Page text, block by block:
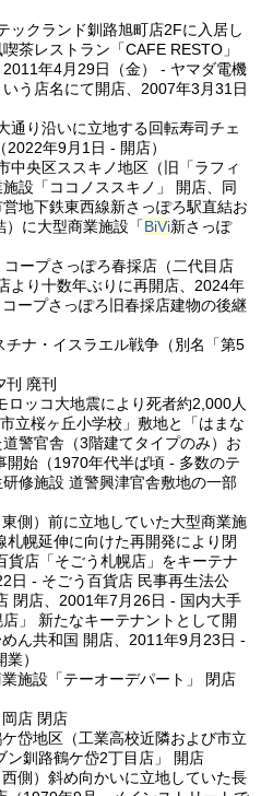
ックランド釧路旭町店2Fに入居し
茶レストラン「CAFE RESTO」
年4月29日（金） - ヤマダ電機
いう店名にて開店、2007年3月31日
通り沿いに立地する回転寿司チェ
年9月1日 - 開店）
中央区ススキノ地区（旧「ラフィ
設「ココノススキノ」 開店、同
地下鉄東西線新さっぽろ駅直結お
）に大型商業施設「BiVi新さっぽ
ープさっぽろ春採店（二代目店
より十数年ぶりに再開店、2024年
ープさっぽろ旧春採店建物の後継
ナ・イスラエル戦争（別名「第5
廃刊
ッコ大地震により死者約2,000人
立桜ヶ丘小学校」敷地と「はまな
警官舎（3階建てタイプのみ）お
開始（1970年代半ば頃 - 多数のテ
修施設 道警興津官舎敷地の一部
側）前に立地していた大型商業施
幌延伸に向けた再開発により閉
貨店「そごう札幌店」をキーテナ
日 - そごう百貨店 民事再生法公
閉店、2001年7月26日 - 国内大手
」 新たなキーテナントとして開
ん共和国 開店、2011年9月23日 -
）
施設「テーオーデパート」 閉店
店 閉店
岱地区（工業高校近隣および市立
ン釧路鶴ケ岱2丁目店」 開店
側）斜め向かいに立地していた長